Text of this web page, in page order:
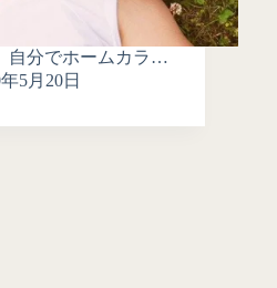
自分でホームカラ…
5月20日